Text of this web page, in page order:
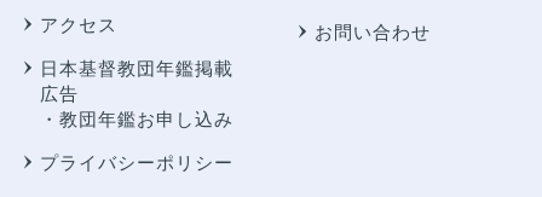
アクセス
日本基督教団年鑑掲載
広告
・教団年鑑お申し込み
プライバシーポリシー
お問い合わせ